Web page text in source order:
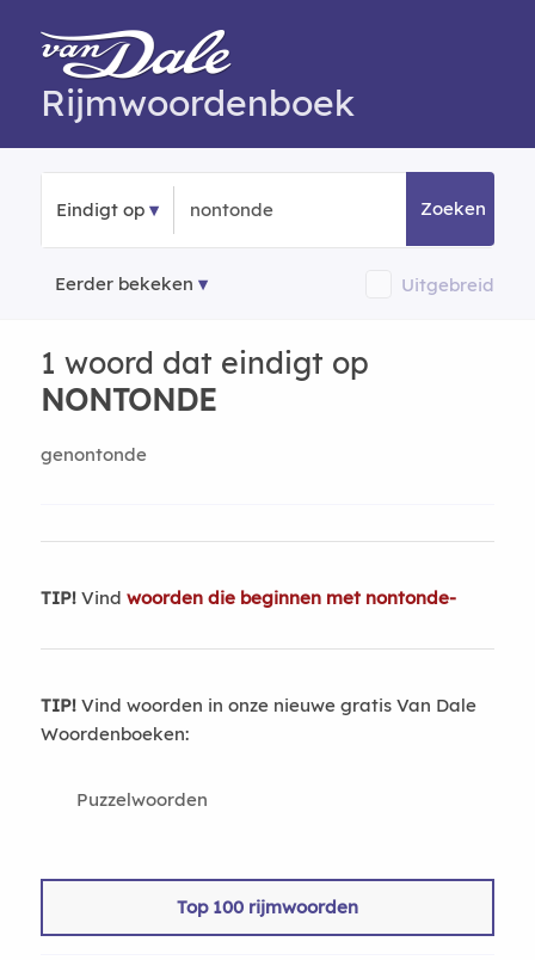
Rijmwoordenboek
Eindigt op Zoeken
Eerder bekeken Uitgebreid
1 woord dat eindigt op
NONTONDE
genontonde
TIP!Vind woorden die beginnen met nontonde-
TIP!Vind woorden in onze nieuwe gratis Van Dale
Woordenboeken:
Puzzelwoorden
Top 100 rijmwoorden